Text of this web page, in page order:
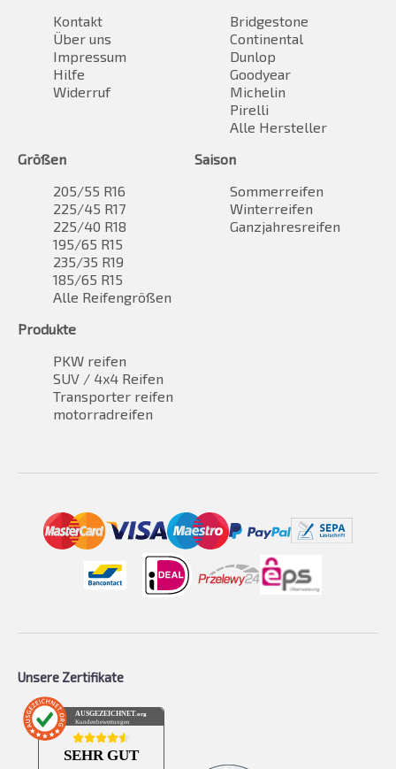
Kontakt
Über uns
Impressum
Hilfe
Widerruf
Bridgestone
Continental
Dunlop
Goodyear
Michelin
Pirelli
Alle Hersteller
Größen
205/55 R16
225/45 R17
225/40 R18
195/65 R15
235/35 R19
185/65 R15
Alle Reifengrößen
Saison
Sommerreifen
Winterreifen
Ganzjahresreifen
Produkte
PKW reifen
SUV / 4x4 Reifen
Transporter reifen
motorradreifen
Unsere Zertifikate
AUSGEZEICHNET.org
Kundenbewertungen
SEHR GUT